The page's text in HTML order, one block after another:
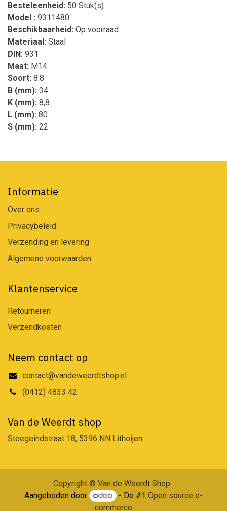
Besteleenheid: 50 Stuk(s)
Model : 9311480
Beschikbaarheid: Op voorraad
Materiaal: Staal
DIN: 931
Maat: M14
Soort: 8.8
B (mm): 34
K (mm): 8,8
L (mm): 80
S (mm): 22
Informatie
Over ons
Privacybeleid
Verzending en levering
Algemene voorwaarden
Klantenservice
Retourneren
Verzendkosten
Neem contact op
contact@vandeweerdtshop.nl
(0412) 4833 42
Van de Weerdt shop
Steegeindstraat 18, 5396 NN Lithoijen
Copyright © Van de Weerdt Shop
Aangeboden door
- De #1Open source e-
commerce